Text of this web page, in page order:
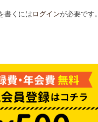
書くにはログインが必要です。